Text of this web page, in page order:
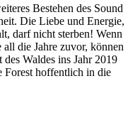
Bestehen des Sound
Die Liebe und Energie,
darf nicht sterben! Wenn
die Jahre zuvor, können
Waldes ins Jahr 2019
Forest hoffentlich in die